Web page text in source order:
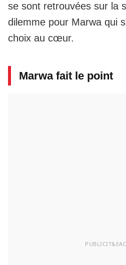
se sont retrouvées sur la
dilemme pour Marwa qui
choix au cœur.
Marwa fait le point